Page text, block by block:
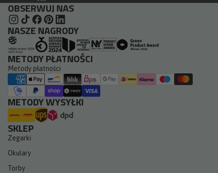
OBSERWUJ NAS
NASZE NAGRODY
METODY PŁATNOŚCI
Metody płatności
METODY WYSYŁKI
SKLEP
Zegarki
Okulary
Torby